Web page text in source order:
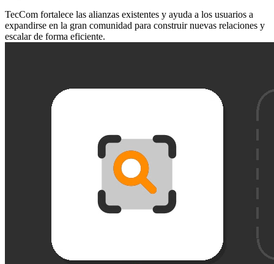
TecCom fortalece las alianzas existentes y ayuda a los usuarios a
expandirse en la gran comunidad para construir nuevas relaciones y
escalar de forma eficiente.